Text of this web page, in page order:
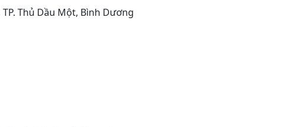
TP. Thủ Dầu Một, Bình Dương